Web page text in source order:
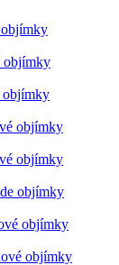
objímky
objímky
objímky
objímky
objímky
objímky
objímky